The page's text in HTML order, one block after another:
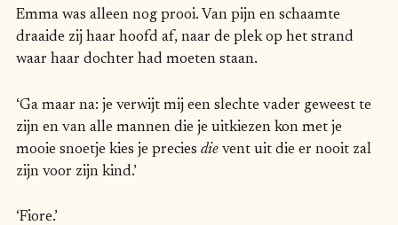
Emma was alleen nog prooi. Van pijn en schaamte
draaide zij haar hoofd af, naar de plek op het strand
waar haar dochter had moeten staan.
‘Ga maar na: je verwijt mij een slechte vader geweest te
zijn en van alle mannen die je uitkiezen kon met je
mooie snoetje kies je precies die vent uit die er nooit zal
zijn voor zijn kind.’
‘Fiore.’